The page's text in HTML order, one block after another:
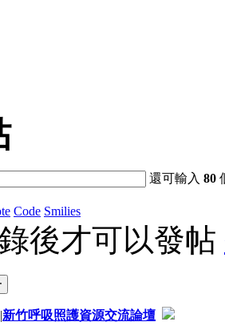
還可輸入80
Code Smilies
後才可以發帖
|新竹呼吸照護資源交流論壇